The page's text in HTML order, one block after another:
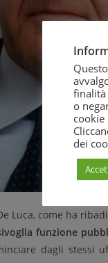
Luca, come ha
funzione
dagli stessi
finalità
o
dei